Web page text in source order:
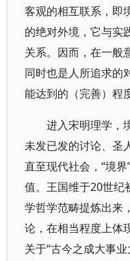
客观的相互联系，即
的绝对外境，它与实
关系。因而，在一般
同时也是人所追求的
能达到的（完善）程度
进入宋明理学，
未发已发的讨论、圣
直至现代社会，“境
值。王国维于20世纪
学哲学范畴提炼出来
论，在相当程度上体
关于“古今之成大事